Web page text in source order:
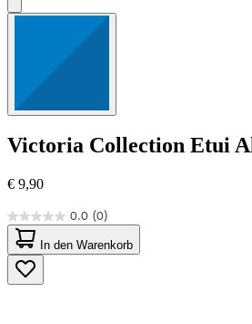
Victoria Collection Etui
€ 9,90
0.0 (0)
0.0
von
5
Sternen.
In den Warenkorb